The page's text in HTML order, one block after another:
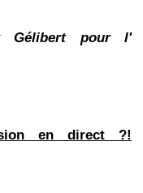
pour l'
en direct ?!